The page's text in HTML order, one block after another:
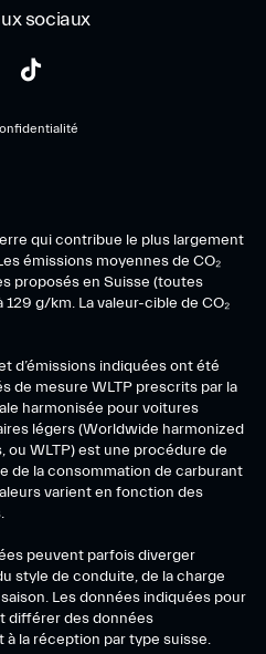
sociaux
qui contribue le plus largement
émissions moyennes de CO₂
proposés en Suisse (toutes
g/km. La valeur-cible de CO₂
d’émissions indiquées ont été
de mesure WLTP prescrits par la
harmonisée pour voitures
légers (Worldwide harmonized
ou WLTP) est une procédure de
de la consommation de carburant
varient en fonction des
peuvent parfois diverger
style de conduite, de la charge
Les données indiquées pour
différer des données
la réception par type suisse.